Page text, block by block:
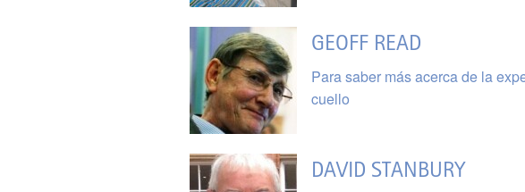
GEOFF READ
Para saber más acerca de la
cuello
DAVID STANBURY